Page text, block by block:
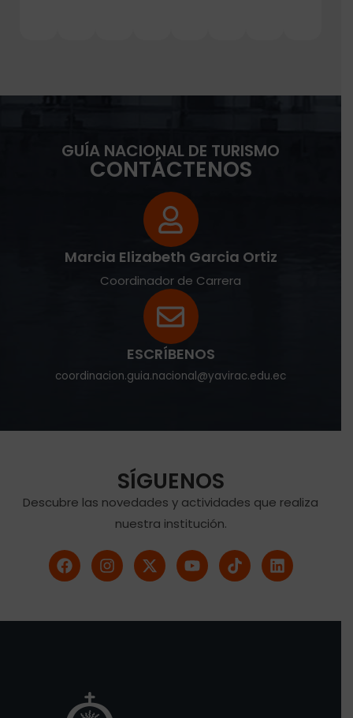
GUÍA NACIONAL DE TURISMO
CONTÁCTENOS
Marcia Elizabeth Garcia Ortiz
Coordinador de Carrera
ESCRÍBENOS
coordinacion.guia.nacional@yavirac.edu.ec
SÍGUENOS
Descubre las novedades y actividades que realiza
nuestra institución.